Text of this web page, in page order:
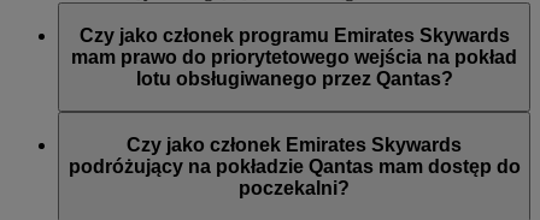
klasy biznes oraz krajowych poczekalni Qantas Club
Pierwszeństwa wejścia na pokład
Priorytetowego dostarczenia bagażu
lotów obsługiwanych przez Qantas mają dostęp do:
Odprawy dla klasy ekonomicznej Premium (o ile jest
12 kg dodatkowego limitu bagażu (na trasach, na
których obowiązuje zasada wagi)
Czy jako członek programu Emirates Skywards
mam prawo do priorytetowego wejścia na pokład
lotu obsługiwanego przez Qantas?
członkowie Emirates Skywards na poziomach Platinum i
Gold.
Czy jako członek Emirates Skywards
podróżujący na pokładzie Qantas mam dostęp do
poczekalni?